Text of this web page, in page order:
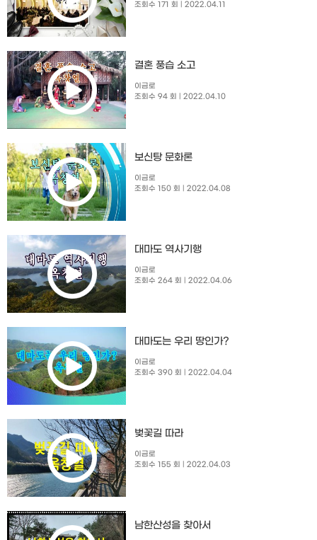
조회수 171 회
| 2022.04.11
결혼 풍습 소고
이금로
조회수 94 회
| 2022.04.10
보신탕 문화론
이금로
조회수 150 회
| 2022.04.08
대마도 역사기행
이금로
조회수 264 회
| 2022.04.06
대마도는 우리 땅인가?
이금로
조회수 390 회
| 2022.04.04
벚꽃길 따라
이금로
조회수 155 회
| 2022.04.03
남한산성을 찾아서